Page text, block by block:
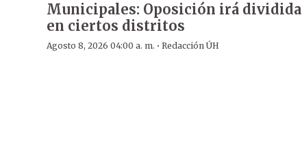
Municipales: Oposición irá dividida
en ciertos distritos
Agosto 8, 2026 04:00 a. m. · Redacción ÚH